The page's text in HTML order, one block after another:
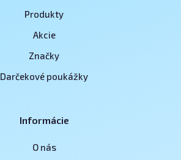
Produkty
Akcie
Značky
Darčekové poukážky
Informácie
O nás